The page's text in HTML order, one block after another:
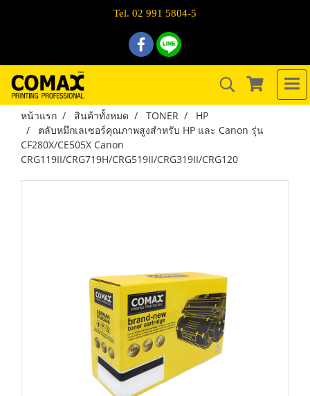
Tel. 02 991 5804-5
หน้าแรก สินค้าทั้งหมด TONER
HP
ตลับหมึกเลเซอร์คุณภาพสูงสำหรับ HP และ Canon รุ่น
CF280X/CE505X Canon
CRG119II/CRG719H/CRG519II/CRG319II/CRG120